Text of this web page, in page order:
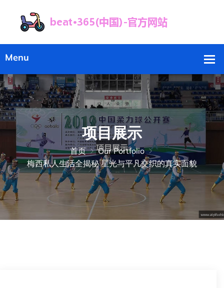
项目展示
首页
Our Portfolio
梅西私人生活全揭秘 星光与平凡交织的真实面貌